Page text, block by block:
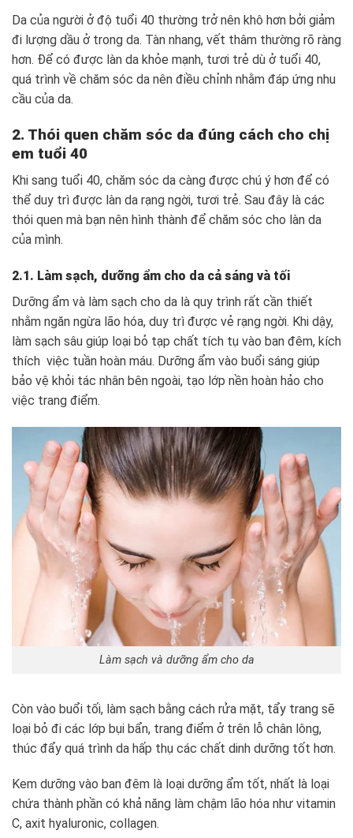
Da của người ở độ tuổi 40 thường trở nên khô hơn bởi giảm
đi lượng dầu ở trong da. Tàn nhang, vết thâm thường rõ ràng
hơn. Để có được làn da khỏe mạnh, tươi trẻ dù ở tuổi 40,
quá trình về chăm sóc da nên điều chỉnh nhằm đáp ứng nhu
cầu của da.
2. Thói quen chăm sóc da đúng cách cho chị
em tuổi 40
Khi sang tuổi 40, chăm sóc da càng được chú ý hơn để có
thể duy trì được làn da rạng ngời, tươi trẻ. Sau đây là các
thói quen mà bạn nên hình thành để chăm sóc cho làn da
của mình.
2.1. Làm sạch, dưỡng ẩm cho da cả sáng và tối
Dưỡng ẩm và làm sạch cho da là quy trình rất cần thiết
nhằm ngăn ngừa lão hóa, duy trì được vẻ rạng ngời. Khi dậy,
làm sạch sâu giúp loại bỏ tạp chất tích tụ vào ban đêm, kích
thích việc tuần hoàn máu. Dưỡng ẩm vào buổi sáng giúp
bảo vệ khỏi tác nhân bên ngoài, tạo lớp nền hoàn hảo cho
việc trang điểm.
Làm sạch và dưỡng ẩm cho da
Còn vào buổi tối, làm sạch bằng cách rửa mặt, tẩy trang sẽ
loại bỏ đi các lớp bụi bẩn, trang điểm ở trên lỗ chân lông,
thúc đẩy quá trình da hấp thụ các chất dinh dưỡng tốt hơn.
Kem dưỡng vào ban đêm là loại dưỡng ẩm tốt, nhất là loại
chứa thành phần có khả năng làm chậm lão hóa như vitamin
C, axit hyaluronic, collagen.